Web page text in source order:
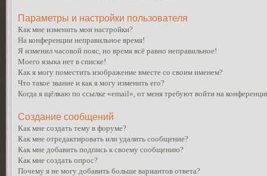
Параметры и настройки пользователя
Как мне изменить мои настройки?
На конференции неправильное время!
Я изменил часовой пояс, но время всё равно неправильное!
Моего языка нет в списке!
Как я могу поместить изображение вместе со своим именем?
Что такое звание и как я могу изменить его?
Когда я щёлкаю по ссылке «email», от меня требуют войти на
Создание сообщений
Как мне создать тему в форуме?
Как мне отредактировать или удалить сообщение?
Как мне добавить подпись к своему сообщению?
Как мне создать опрос?
Почему я не могу добавить больше вариантов ответа?